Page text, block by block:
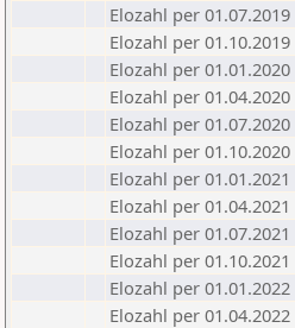
Elozahl per 01.07.2019
Elozahl per 01.10.2019
Elozahl per 01.01.2020
Elozahl per 01.04.2020
Elozahl per 01.07.2020
Elozahl per 01.10.2020
Elozahl per 01.01.2021
Elozahl per 01.04.2021
Elozahl per 01.07.2021
Elozahl per 01.10.2021
Elozahl per 01.01.2022
Elozahl per 01.04.2022